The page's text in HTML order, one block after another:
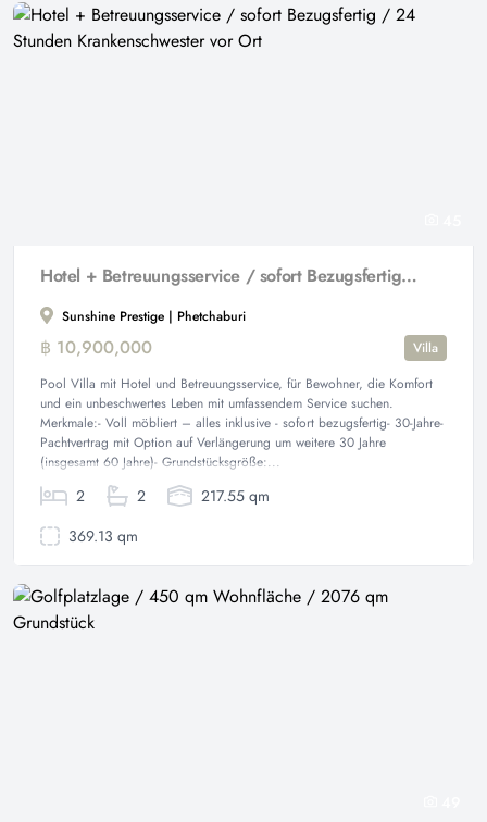
Hotel + Betreuungsservice / sofort Bezugsfertig / 24 Stunden Krankenschwester vor Ort
Sunshine Prestige | Phetchaburi
฿ 10,900,000
Villa
Pool Villa mit Hotel und Betreuungsservice, für Bewohner, die Komfort
und ein unbeschwertes Leben mit umfassendem Service suchen.
Merkmale:- Voll möbliert – alles inklusive - sofort bezugsfertig- 30-Jahre-
Pachtvertrag mit Option auf Verlängerung um weitere 30 Jahre
(insgesamt 60 Jahre)- Grundstücksgröße:...
2 2
217.55 qm
369.13 qm